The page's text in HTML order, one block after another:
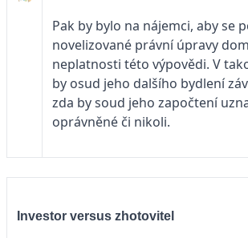
Pak by bylo na nájemci, aby se
novelizované právní úpravy
neplatnosti této výpovědi. V
by osud jeho dalšího bydlení
zda by soud jeho započtení
oprávněné či nikoli.
Investor versus zhotovitel